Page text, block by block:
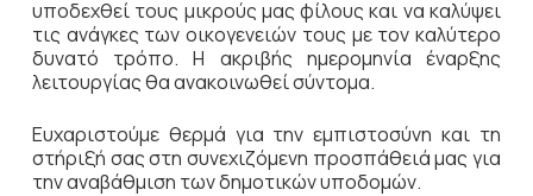
υποδεχθεί τους μικρούς μας φίλους και να καλύψει
τις ανάγκες των οικογενειών τους με τον καλύτερο
δυνατό τρόπο. Η ακριβής ημερομηνία έναρξης
λειτουργίας θα ανακοινωθεί σύντομα.
Ευχαριστούμε θερμά για την εμπιστοσύνη και τη
στήριξή σας στη συνεχιζόμενη προσπάθειά μας για
την αναβάθμιση των δημοτικών υποδομών.